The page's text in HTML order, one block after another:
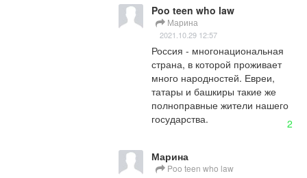
Poo teen who law
Марина
2021.10.29 12:57
Россия - многонациональная
страна, в которой проживает
много народностей. Евреи,
татары и башкиры такие же
полноправные жители нашего
государства.
2
Марина
Poo teen who law